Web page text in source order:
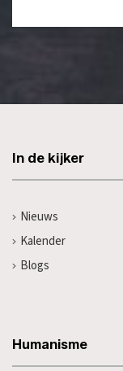
In de kijker
Nieuws
Kalender
Blogs
Humanisme